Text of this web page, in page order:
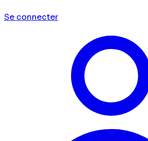
Se connecter